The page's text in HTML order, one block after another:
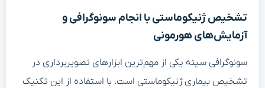
تشخیص ژنیکوماستی با انجام سونوگرافی و
آزمایش‌های هورمونی
سونوگرافی سینه یکی از مهم‌ترین ابزارهای تصویربرداری در
تشخیص بیماری ژنیکوماستی است. با استفاده از این تکنیک